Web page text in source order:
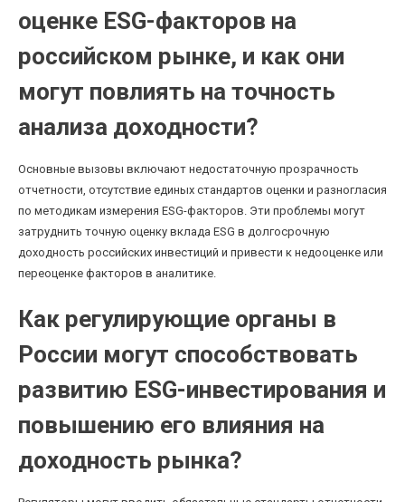
оценке ESG-факторов на
российском рынке, и как они
могут повлиять на точность
анализа доходности?
Основные вызовы включают недостаточную прозрачность
отчетности, отсутствие единых стандартов оценки и разногласия
по методикам измерения ESG-факторов. Эти проблемы могут
затруднить точную оценку вклада ESG в долгосрочную
доходность российских инвестиций и привести к недооценке или
переоценке факторов в аналитике.
Как регулирующие органы в
России могут способствовать
развитию ESG-инвестирования и
повышению его влияния на
доходность рынка?